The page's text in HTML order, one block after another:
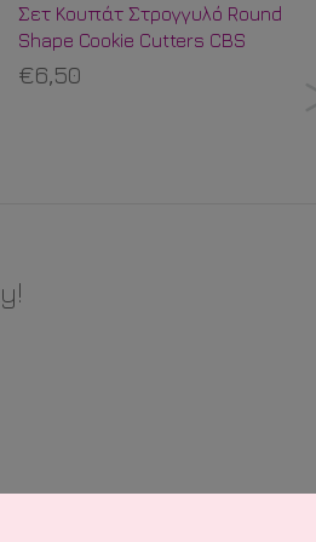
Σετ Κουπάτ Στρογγυλό Round
Shape Cookie Cutters CBS
€6,50